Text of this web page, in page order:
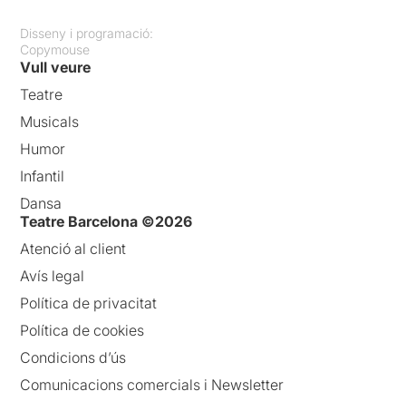
Disseny i programació:
Copymouse
Vull veure
Teatre
Musicals
Humor
Infantil
Dansa
Teatre Barcelona ©2026
Atenció al client
Avís legal
Política de privacitat
Política de cookies
Condicions d’ús
Comunicacions comercials i Newsletter